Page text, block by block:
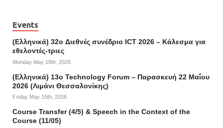
Events
(Ελληνικά) 32o Διεθνές συνέδριο ICT 2026 – Κάλεσμα για
εθελοντές-τριες
Monday May 18th, 2026
(Ελληνικά) 13ο Technology Forum – Παρασκευή 22 Μαΐου
2026 (Λιμάνι Θεσσαλονίκης)
Friday May 15th, 2026
Course Transfer (4/5) & Speech in the Context of the
Course (11/05)